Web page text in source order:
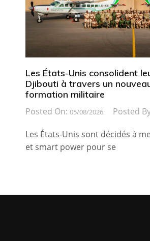
Les États-Unis consolident
Djibouti à travers un
formation militaire
Posted On: 05/08/2026 Posted
Les États-Unis sont décidés à
et smart power pour se